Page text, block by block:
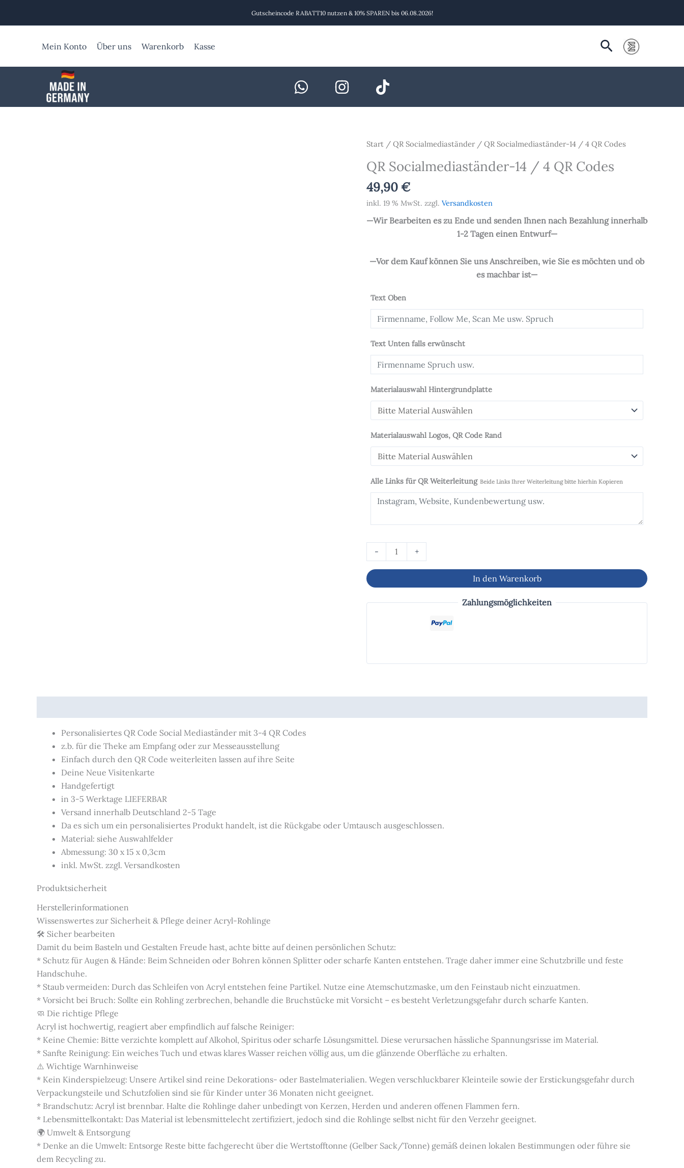
Gutscheincode RABATT10 nutzen & 10% SPAREN bis 06.08.2026!
Mein Konto Über uns Warenkorb Kasse Suchen
Start / QR Socialmediaständer / QR Socialmediaständer-14 / 4 QR Codes
QR Socialmediaständer-14 / 4 QR Codes
49,90€
inkl. 19 % MwSt. zzgl. Versandkosten
—Wir Bearbeiten es zu Ende und senden Ihnen nach Bezahlung innerhalb
1-2 Tagen einen Entwurf—
—Vor dem Kauf können Sie uns Anschreiben, wie Sie es möchten und ob
es machbar ist—
Text Oben
Text Unten falls erwünscht
Materialauswahl Hintergrundplatte
Materialauswahl Logos, QR Code Rand
Alle Links für QR Weiterleitung Beide Links Ihrer Weiterleitung bitte hierhin Kopieren
-
QR
14
/
Codes
+
In den Warenkorb
Zahlungsmöglichkeiten
Personalisiertes QR Code Social Mediaständer mit 3-4 QR Codes
z.b. für die Theke am Empfang oder zur Messeausstellung
Einfach durch den QR Code weiterleiten lassen auf ihre Seite
Deine Neue Visitenkarte
Handgefertigt
in 3-5 Werktage LIEFERBAR
Versand innerhalb Deutschland 2-5 Tage
Da es sich um ein personalisiertes Produkt handelt, ist die Rückgabe oder Umtausch ausgeschlossen.
Material: siehe Auswahlfelder
Abmessung: 30 x 15 x 0,3cm
inkl. MwSt. zzgl. Versandkosten
Produktsicherheit
Herstellerinformationen
Wissenswertes zur Sicherheit & Pflege deiner Acryl-Rohlinge
🛠️ Sicher bearbeiten
Damit du beim Basteln und Gestalten Freude hast, achte bitte auf deinen persönlichen Schutz:
* Schutz für Augen & Hände: Beim Schneiden oder Bohren können Splitter oder scharfe Kanten entstehen. Trage daher immer eine Schutzbrille und feste
Handschuhe.
* Staub vermeiden: Durch das Schleifen von Acryl entstehen feine Partikel. Nutze eine Atemschutzmaske, um den Feinstaub nicht einzuatmen.
* Vorsicht bei Bruch: Sollte ein Rohling zerbrechen, behandle die Bruchstücke mit Vorsicht – es besteht Verletzungsgefahr durch scharfe Kanten.
🧼 Die richtige Pflege
Acryl ist hochwertig, reagiert aber empfindlich auf falsche Reiniger:
* Keine Chemie: Bitte verzichte komplett auf Alkohol, Spiritus oder scharfe Lösungsmittel. Diese verursachen hässliche Spannungsrisse im Material.
* Sanfte Reinigung: Ein weiches Tuch und etwas klares Wasser reichen völlig aus, um die glänzende Oberfläche zu erhalten.
⚠️ Wichtige Warnhinweise
* Kein Kinderspielzeug: Unsere Artikel sind reine Dekorations- oder Bastelmaterialien. Wegen verschluckbarer Kleinteile sowie der Erstickungsgefahr durch
Verpackungsteile und Schutzfolien sind sie für Kinder unter 36 Monaten nicht geeignet.
* Brandschutz: Acryl ist brennbar. Halte die Rohlinge daher unbedingt von Kerzen, Herden und anderen offenen Flammen fern.
* Lebensmittelkontakt: Das Material ist lebensmittelecht zertifiziert, jedoch sind die Rohlinge selbst nicht für den Verzehr geeignet.
🌍 Umwelt & Entsorgung
* Denke an die Umwelt: Entsorge Reste bitte fachgerecht über die Wertstofftonne (Gelber Sack/Tonne) gemäß deinen lokalen Bestimmungen oder führe sie
dem Recycling zu.